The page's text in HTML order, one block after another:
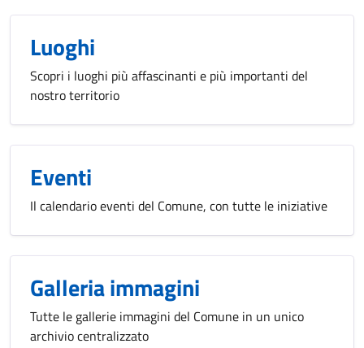
Luoghi
Scopri i luoghi più affascinanti e più importanti del
nostro territorio
Eventi
Il calendario eventi del Comune, con tutte le iniziative
Galleria immagini
Tutte le gallerie immagini del Comune in un unico
archivio centralizzato